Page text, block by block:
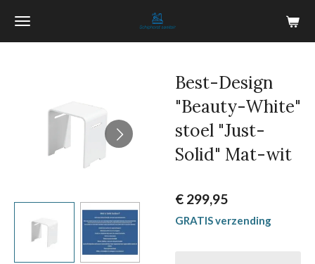
Ga
Best-Design
"Beauty-White"
stoel "Just-
Solid" Mat-wit
€ 299,95
GRATIS verzending